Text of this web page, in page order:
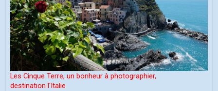
Les Cinque Terre, un bonheur à photographier,
destination l'Italie